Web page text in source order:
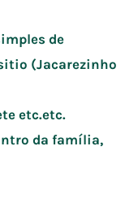
de
(Jacarezinho
etc.etc.
da família,